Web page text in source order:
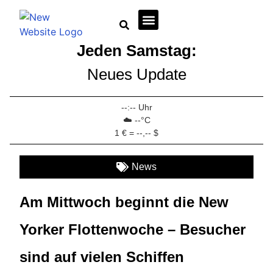
Jeden Samstag:
Neues Update
--:-- Uhr
☁️ --°C
1 € = --,-- $
News
Am Mittwoch beginnt die New
Yorker Flottenwoche – Besucher
sind auf vielen Schiffen